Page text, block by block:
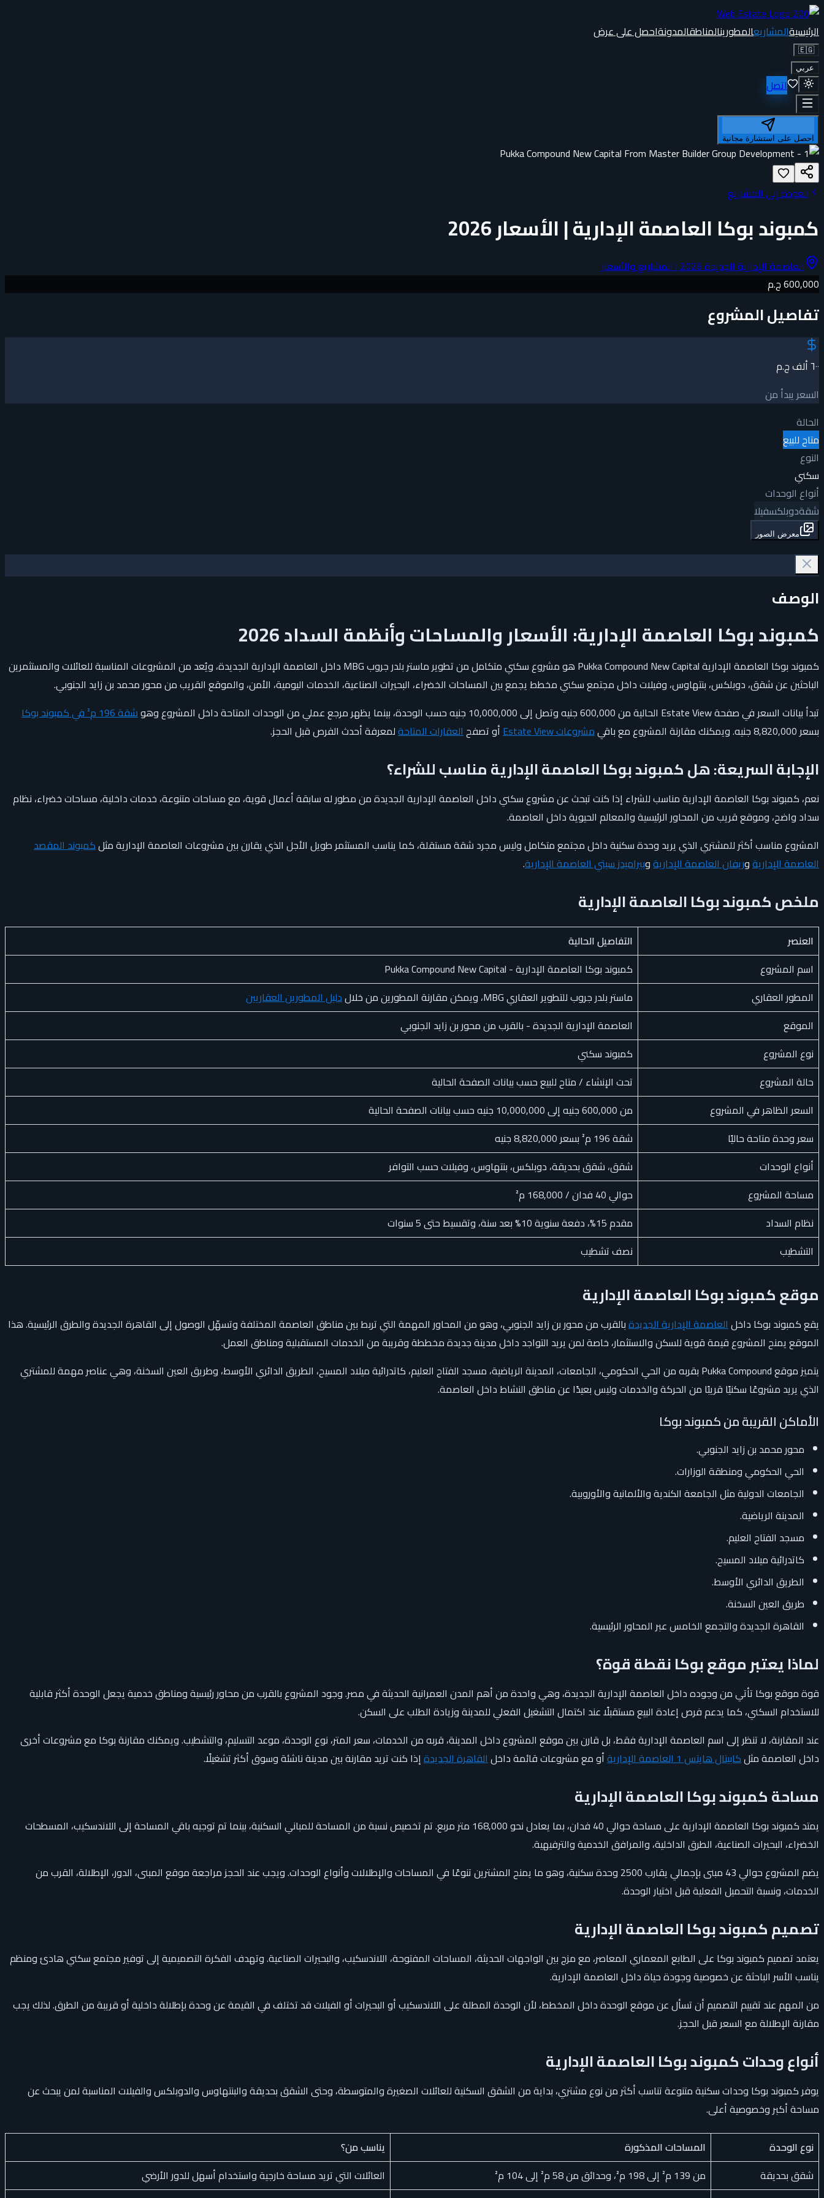
الرئيسيةالمشاريعالمطورينالمناطقالمدونةاحصل على عرض
🇪🇬
عربي
اتصل
احصل على استشارة مجانية
العودة إلى المشاريع
كمبوند بوكا العاصمة الإدارية | الأسعار 2026
العاصمة الإدارية الجديدة 2026 | المشاريع والأسعار
600,000 ج.م
تفاصيل المشروع
٦٠٠ ألف ج.م
السعر يبدأ من
الحالة
متاح للبيع
النوع
سكني
أنواع الوحدات
شقةدوبلكسفيلا
معرض الصور
الوصف
كمبوند بوكا العاصمة الإدارية: الأسعار والمساحات وأنظمة السداد 2026
كمبوند بوكا العاصمة الإدارية Pukka Compound New Capital هو مشروع سكني متكامل من تطوير ماستر بلدر جروب MBG داخل العاصمة الإدارية الجديدة، ويُعد من المشروعات المناسبة للعائلات والمستثمرين
الباحثين عن شقق، دوبلكس، بنتهاوس، وفيلات داخل مجتمع سكني مخطط يجمع بين المساحات الخضراء، البحيرات الصناعية، الخدمات اليومية، الأمن، والموقع القريب من محور محمد بن زايد الجنوبي.
تبدأ بيانات السعر في صفحة Estate View الحالية من 600,000 جنيه وتصل إلى 10,000,000 جنيه حسب الوحدة، بينما يظهر مرجع عملي من الوحدات المتاحة داخل المشروع وهو
شقة 196 م² في كمبوند بوكا
بسعر 8,820,000 جنيه. ويمكنك مقارنة المشروع مع باقي
مشروعات Estate View أو تصفحالعقارات المتاحةلمعرفة أحدث الفرص قبل الحجز.
الإجابة السريعة: هل كمبوند بوكا العاصمة الإدارية مناسب للشراء؟
نعم، كمبوند بوكا العاصمة الإدارية مناسب للشراء إذا كنت تبحث عن مشروع سكني داخل العاصمة الإدارية الجديدة من مطور له سابقة أعمال قوية، مع مساحات متنوعة، خدمات داخلية، مساحات خضراء، نظام
سداد واضح، وموقع قريب من المحاور الرئيسية والمعالم الحيوية داخل العاصمة.
المشروع مناسب أكثر للمشتري الذي يريد وحدة سكنية داخل مجتمع متكامل وليس مجرد شقة مستقلة، كما يناسب المستثمر طويل الأجل الذي يقارن بين مشروعات العاصمة الإدارية مثلكمبوند المقصد
العاصمة الإداريةوريفان العاصمة الإداريةوبيراميدز سيتي العاصمة الإدارية.
ملخص كمبوند بوكا العاصمة الإدارية
العنصر
التفاصيل الحالية
اسم المشروع
كمبوند بوكا العاصمة الإدارية - Pukka Compound New Capital
المطور العقاري
ماستر بلدر جروب للتطوير العقاري MBG، ويمكن مقارنة المطورين من خلال
دليل المطورين العقاريين
الموقع
العاصمة الإدارية الجديدة - بالقرب من محور بن زايد الجنوبي
نوع المشروع
كمبوند سكني
حالة المشروع
تحت الإنشاء / متاح للبيع حسب بيانات الصفحة الحالية
السعر الظاهر في المشروع
من 600,000 جنيه إلى 10,000,000 جنيه حسب بيانات الصفحة الحالية
سعر وحدة متاحة حاليًا
شقة 196 م² بسعر 8,820,000 جنيه
أنواع الوحدات
شقق، شقق بحديقة، دوبلكس، بنتهاوس، وفيلات حسب التوافر
مساحة المشروع
حوالي 40 فدان / 168,000 م²
نظام السداد
مقدم 15%، دفعة سنوية 10% بعد سنة، وتقسيط حتى 5 سنوات
التشطيب
نصف تشطيب
موقع كمبوند بوكا العاصمة الإدارية
يقع كمبوند بوكا داخلالعاصمة الإدارية الجديدةبالقرب من محور بن زايد الجنوبي، وهو من المحاور المهمة التي تربط بين مناطق العاصمة المختلفة وتسهّل الوصول إلى القاهرة الجديدة والطرق الرئيسية. هذا
الموقع يمنح المشروع قيمة قوية للسكن والاستثمار، خاصة لمن يريد التواجد داخل مدينة جديدة مخططة وقريبة من الخدمات المستقبلية ومناطق العمل.
يتميز موقع Pukka Compound بقربه من الحي الحكومي، الجامعات، المدينة الرياضية، مسجد الفتاح العليم، كاتدرائية ميلاد المسيح، الطريق الدائري الأوسط، وطريق العين السخنة، وهي عناصر مهمة للمشتري
الذي يريد مشروعًا سكنيًا قريبًا من الحركة والخدمات وليس بعيدًا عن مناطق النشاط داخل العاصمة.
الأماكن القريبة من كمبوند بوكا
محور محمد بن زايد الجنوبي.
الحي الحكومي ومنطقة الوزارات.
الجامعات الدولية مثل الجامعة الكندية والألمانية والأوروبية.
المدينة الرياضية.
مسجد الفتاح العليم.
كاتدرائية ميلاد المسيح.
الطريق الدائري الأوسط.
طريق العين السخنة.
القاهرة الجديدة والتجمع الخامس عبر المحاور الرئيسية.
لماذا يعتبر موقع بوكا نقطة قوة؟
قوة موقع بوكا تأتي من وجوده داخل العاصمة الإدارية الجديدة، وهي واحدة من أهم المدن العمرانية الحديثة في مصر. وجود المشروع بالقرب من محاور رئيسية ومناطق خدمية يجعل الوحدة أكثر قابلية
للاستخدام السكني، كما يدعم فرص إعادة البيع مستقبلًا عند اكتمال التشغيل الفعلي للمدينة وزيادة الطلب على السكن.
عند المقارنة، لا تنظر إلى اسم العاصمة الإدارية فقط، بل قارن بين موقع المشروع داخل المدينة، قربه من الخدمات، سعر المتر، نوع الوحدة، موعد التسليم، والتشطيب. ويمكنك مقارنة بوكا مع مشروعات أخرى
داخل العاصمة مثلكابيتال هايتس 1 العاصمة الإدارية أو مع مشروعات قائمة داخلالقاهرة الجديدةإذا كنت تريد مقارنة بين مدينة ناشئة وسوق أكثر تشغيلًا.
مساحة كمبوند بوكا العاصمة الإدارية
يمتد كمبوند بوكا العاصمة الإدارية على مساحة حوالي 40 فدان، بما يعادل نحو 168,000 متر مربع. تم تخصيص نسبة من المساحة للمباني السكنية، بينما تم توجيه باقي المساحة إلى اللاندسكيب، المسطحات
الخضراء، البحيرات الصناعية، الطرق الداخلية، والمرافق الخدمية والترفيهية.
يضم المشروع حوالي 43 مبنى بإجمالي يقارب 2500 وحدة سكنية، وهو ما يمنح المشترين تنوعًا في المساحات والإطلالات وأنواع الوحدات. ويجب عند الحجز مراجعة موقع المبنى، الدور، الإطلالة، القرب من
الخدمات، ونسبة التحميل الفعلية قبل اختيار الوحدة.
تصميم كمبوند بوكا العاصمة الإدارية
يعتمد تصميم كمبوند بوكا على الطابع المعماري المعاصر، مع مزج بين الواجهات الحديثة، المساحات المفتوحة، اللاندسكيب، والبحيرات الصناعية. وتهدف الفكرة التصميمية إلى توفير مجتمع سكني هادئ ومنظم
يناسب الأسر الباحثة عن خصوصية وجودة حياة داخل العاصمة الإدارية.
من المهم عند تقييم التصميم أن تسأل عن موقع الوحدة داخل المخطط، لأن الوحدة المطلة على اللاندسكيب أو البحيرات أو الفيلات قد تختلف في القيمة عن وحدة بإطلالة داخلية أو قريبة من الطرق. لذلك يجب
مقارنة الإطلالة مع السعر قبل الحجز.
أنواع وحدات كمبوند بوكا العاصمة الإدارية
يوفر كمبوند بوكا وحدات سكنية متنوعة تناسب أكثر من نوع مشتري، بداية من الشقق السكنية للعائلات الصغيرة والمتوسطة، وحتى الشقق بحديقة والبنتهاوس والدوبلكس والفيلات المناسبة لمن يبحث عن
مساحة أكبر وخصوصية أعلى.
نوع الوحدة المساحات المذكورة
يناسب من؟
شقق بحديقة
من 139 م² إلى 198 م²، وحدائق من 58 م² إلى 104 م²
العائلات التي تريد مساحة خارجية واستخدام أسهل للدور الأرضي